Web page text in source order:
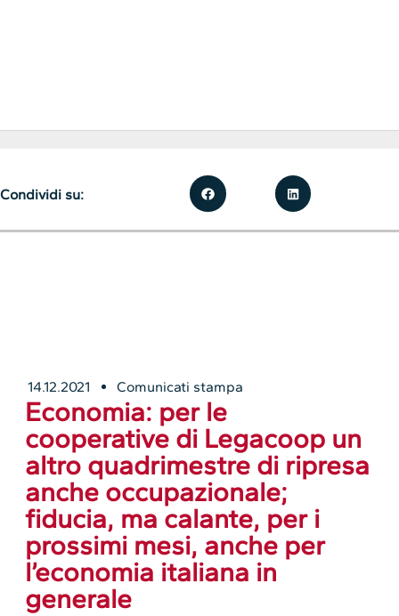
14.12.2021 Comunicati stampa
Economia: per le
cooperative di Legacoop un
altro quadrimestre di ripresa
anche occupazionale;
fiducia, ma calante, per i
prossimi mesi, anche per
l’economia italiana in
generale
Condividi su: